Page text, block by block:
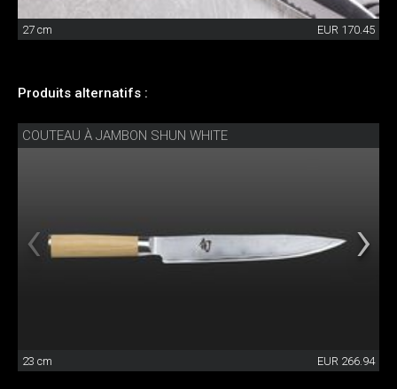
27 cm EUR 170.45
Produits alternatifs :
COUTEAU À JAMBON SHUN WHITE
23 cm EUR 266.94